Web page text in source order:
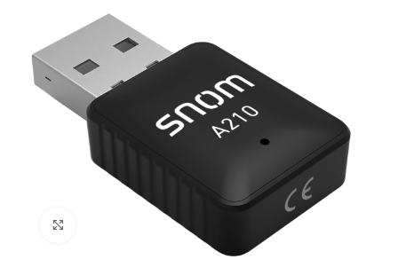
Klicken um zu vergrößern